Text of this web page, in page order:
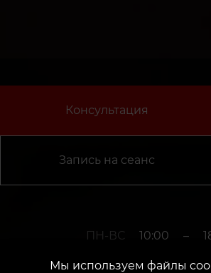
Консультация
Запись на сеанс
ПН-ВС 10:00 –
Мы используем файлы